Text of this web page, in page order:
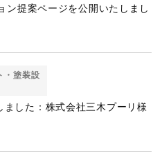
ン提案ページを公開いたしまし
・塗装設
した：株式会社三木プーリ様